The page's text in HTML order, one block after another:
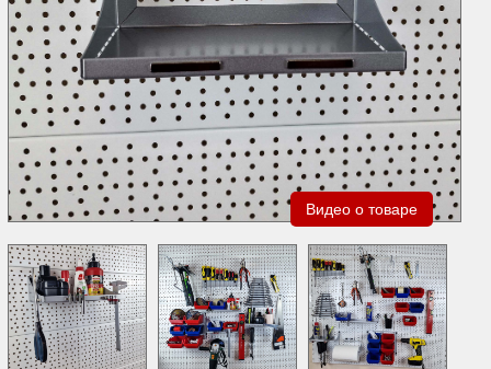
Видео о товаре